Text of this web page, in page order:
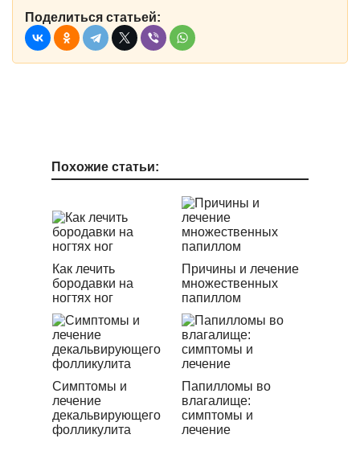
Поделиться статьей:
Похожие статьи:
Как лечить
бородавки на
ногтях ног
Причины и лечение
множественных
папиллом
Симптомы и
лечение
декальвирующего
фолликулита
Папилломы во
влагалище:
симптомы и
лечение